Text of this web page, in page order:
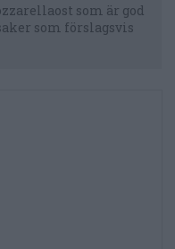
som är god
som förslagsvis